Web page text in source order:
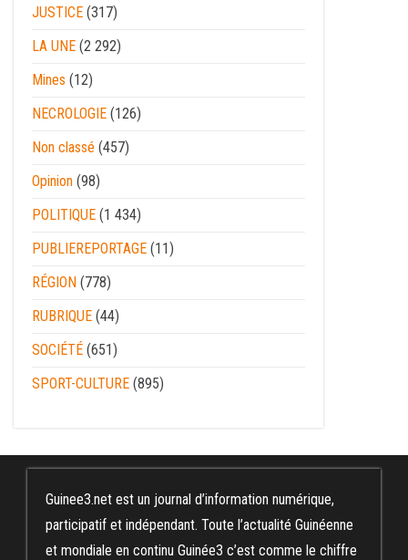
JUSTICE (317)
LA UNE (2 292)
Mines (12)
NECROLOGIE (126)
Non classé (457)
Opinion (98)
POLITIQUE (1 434)
PUBLIEREPORTAGE (11)
RÉGION (778)
RUBRIQUE (44)
SOCIÉTÉ (651)
SPORT-CULTURE (895)
Guinee3.net est un journal d’information numérique,
participatif et indépendant. Toute l’actualité Guinéenne
et mondiale en continu Guinée3 c’est comme le chiffre